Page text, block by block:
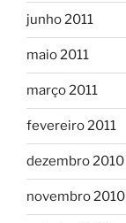
junho 2011
maio 2011
março 2011
fevereiro 2011
dezembro 2010
novembro 2010